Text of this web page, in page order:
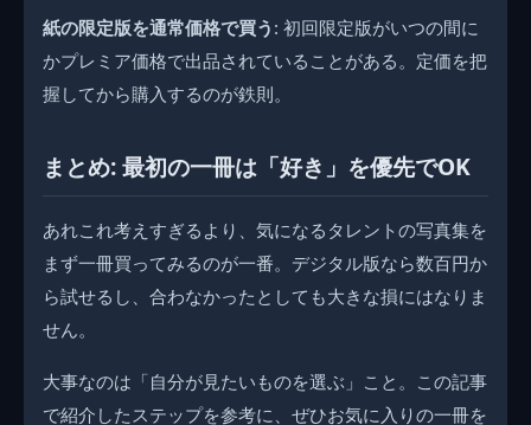
紙の限定版を通常価格で買う : 初回限定版がいつの間に
かプレミア価格で出品されていることがある。定価を把
握してから購入するのが鉄則。
まとめ: 最初の一冊は「好き」を優先でOK
あれこれ考えすぎるより、気になるタレントの写真集を
まず一冊買ってみるのが一番。デジタル版なら数百円か
ら試せるし、合わなかったとしても大きな損にはなりま
せん。
大事なのは「自分が見たいものを選ぶ」こと。この記事
で紹介したステップを参考に、ぜひお気に入りの一冊を